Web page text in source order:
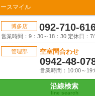
スマイル
博多店 092-710-
営業時間：9：30～18：30 定休日：
管理部 空室問合わせ
0942-48-
営業時間：10:00～
沿線検索
line search